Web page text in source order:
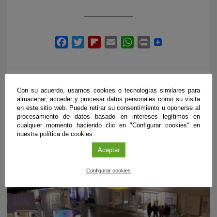
PRÓXIMOS EVENTOS
Con su acuerdo, usamos cookies o tecnologías similares para
almacenar, acceder y procesar datos personales como su visita
en este sitio web. Puede retirar su consentimiento u oponerse al
procesamiento de datos basado en intereses legítimos en
cualquier momento haciendo clic en "Configurar cookies" en
nuestra política de cookies.
Aceptar
Configurar cookies